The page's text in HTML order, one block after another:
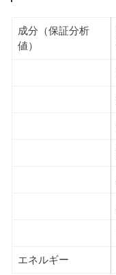
成分（保証分析
値）
エネルギー